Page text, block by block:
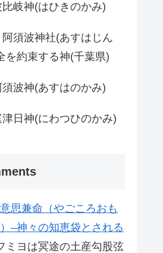
比岐神(はひきのかみ)
阿須波神社(あすはじん
を約束する神(千葉県)
須波神(あすはのかみ)
津日神(にわつひのかみ)
思兼命（やごころおも
–神々の知恵袋とされる
ミヨは冥途の土産勾股弦